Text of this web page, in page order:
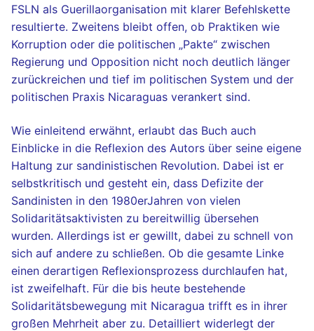
FSLN als Guerillaorganisation mit klarer Befehlskette
resultierte. Zweitens bleibt offen, ob Praktiken wie
Korruption oder die politischen „Pakte“ zwischen
Regierung und Opposition nicht noch deutlich länger
zurückreichen und tief im politischen System und der
politischen Praxis Nicaraguas verankert sind.
Wie einleitend erwähnt, erlaubt das Buch auch
Einblicke in die Reflexion des Autors über seine eigene
Haltung zur sandinistischen Revolution. Dabei ist er
selbstkritisch und gesteht ein, dass Defizite der
Sandinisten in den 1980erJahren von vielen
Solidaritätsaktivisten zu bereitwillig übersehen
wurden. Allerdings ist er gewillt, dabei zu schnell von
sich auf andere zu schließen. Ob die gesamte Linke
einen derartigen Reflexionsprozess durchlaufen hat,
ist zweifelhaft. Für die bis heute bestehende
Solidaritätsbewegung mit Nicaragua trifft es in ihrer
großen Mehrheit aber zu. Detailliert widerlegt der